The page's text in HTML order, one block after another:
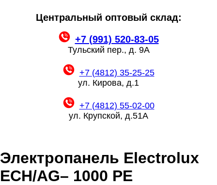
Центральный оптовый склад:
+7 (991) 520-83-05
Тульский пер., д. 9А
+7 (4812) 35-25-25
ул. Кирова, д.1
+7 (4812) 55-02-00
ул. Крупской, д.51А
Электропанель Electrolux
ECH/AG– 1000 PE